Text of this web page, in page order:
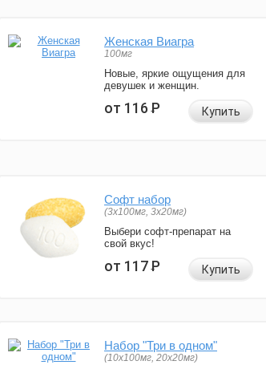
Женская Виагра
100мг
Новые, яркие ощущения для
девушек и женщин.
от 116Р Купить
Софт набор
(3x100мг, 3x20мг)
Выбери софт-препарат на
свой вкус!
от 117Р Купить
Набор "Три в одном"
(10x100мг, 20x20мг)